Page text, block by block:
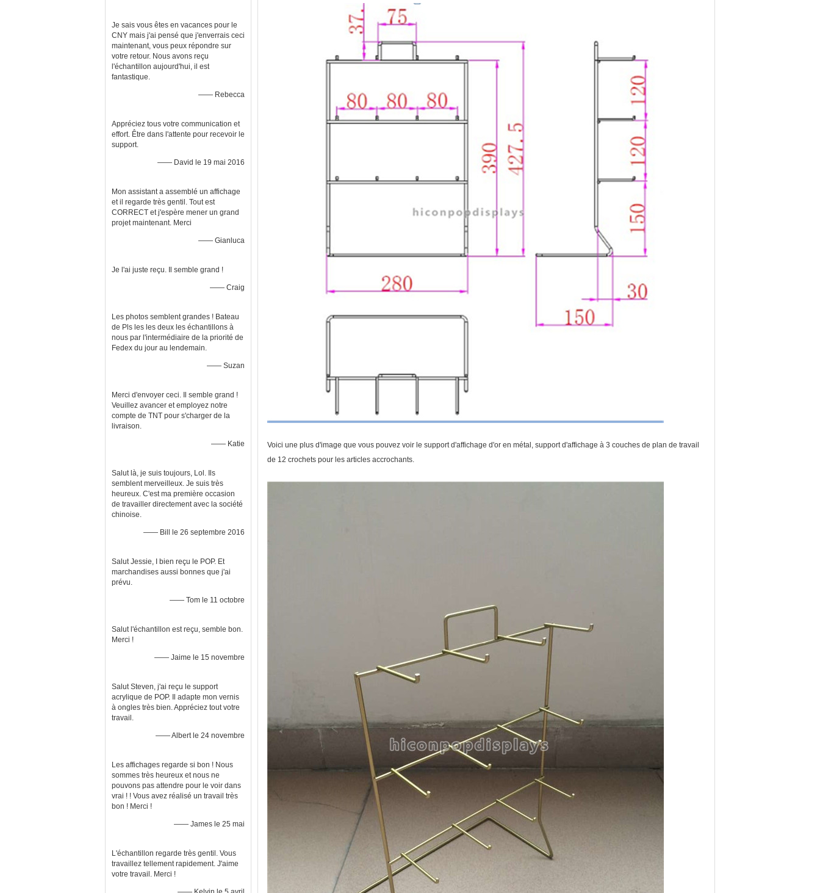
Je sais vous êtes en vacances pour le
CNY mais j'ai pensé que j'enverrais ceci
maintenant, vous peux répondre sur
votre retour. Nous avons reçu
l'échantillon aujourd'hui, il est
fantastique.
—— Rebecca
Appréciez tous votre communication et
effort. Être dans l'attente pour recevoir le
support.
—— David le 19 mai 2016
Mon assistant a assemblé un affichage
et il regarde très gentil. Tout est
CORRECT et j'espère mener un grand
projet maintenant. Merci
—— Gianluca
Je l'ai juste reçu. Il semble grand !
—— Craig
Les photos semblent grandes ! Bateau
de Pls les les deux les échantillons à
nous par l'intermédiaire de la priorité de
Fedex du jour au lendemain.
—— Suzan
Merci d'envoyer ceci. Il semble grand !
Veuillez avancer et employez notre
compte de TNT pour s'charger de la
livraison.
—— Katie
Salut là, je suis toujours, Lol. Ils
semblent merveilleux. Je suis très
heureux. C'est ma première occasion
de travailler directement avec la société
chinoise.
—— Bill le 26 septembre 2016
Salut Jessie, I bien reçu le POP. Et
marchandises aussi bonnes que j'ai
prévu.
—— Tom le 11 octobre
Salut l'échantillon est reçu, semble bon.
Merci !
—— Jaime le 15 novembre
Salut Steven, j'ai reçu le support
acrylique de POP. Il adapte mon vernis
à ongles très bien. Appréciez tout votre
travail.
—— Albert le 24 novembre
Les affichages regarde si bon ! Nous
sommes très heureux et nous ne
pouvons pas attendre pour le voir dans
vrai ! ! Vous avez réalisé un travail très
bon ! Merci !
—— James le 25 mai
L'échantillon regarde très gentil. Vous
travaillez tellement rapidement. J'aime
votre travail. Merci !
Voici une plus d'image que vous pouvez voir le support d'affichage d'or en métal, support d'affichage à 3 couches de plan de travail
de 12 crochets pour les articles accrochants.